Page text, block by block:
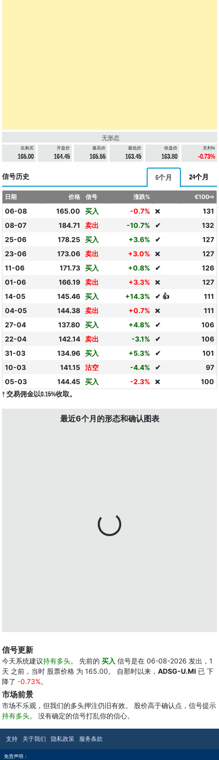
无形态
在购买
165.00
开盘价
164.45
最高价
165.55
最低价
163.45
收盘价
163.80
失利%
-0.73%
信号历史 6个月 24个月
日期 价格 信号 涨跌% €100⇨
06-08 165.00 买入 -0.7% ❌
131
08-07
184.71 卖出 -10.7% ✔
132
25-06
178.25 买入 +3.6% ✔
127
23-06
173.06 卖出 +3.0% ❌
127
11-06
171.73 买入 +0.8% ✔
126
01-06
166.19 卖出 +3.3% ❌
127
14-05
145.46 买入 +14.3% ✔ 👍
111
04-05
144.38 卖出 +0.7% ❌
111
27-04
137.80 买入 +4.8% ✔
106
22-04
142.14 卖出 -3.1% ✔
106
31-03
134.96 买入 +5.3% ✔
101
10-03
141.15 沽空 -4.4% ✔
97
05-03
144.45 买入 -2.3% ❌ 100
† 交易佣金以0.15%收取。
最近6个月的形态和确认图表
信号更新
今天系统建议持有多头。 先前的 买入 信号是在 06-08-2026 发出，1
天 之前，当时 股票价格 为 165.00。 自那时以来， ADSG-U.MI 已 下
降了 -0.73%。
市场前景
市场不乐观，但我们的多头押注仍旧有效。 股价高于确认点，信号提示
持有多头。 没有确定的信号打乱你的信心。
支持 关于我们 隐私政策 服务条款
免责声明：